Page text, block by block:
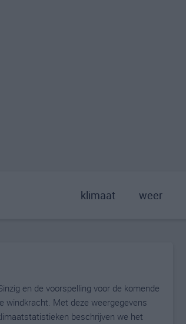
klimaat weer
en de voorspelling voor de komende
windkracht. Met deze weergegevens
beschrijven we het